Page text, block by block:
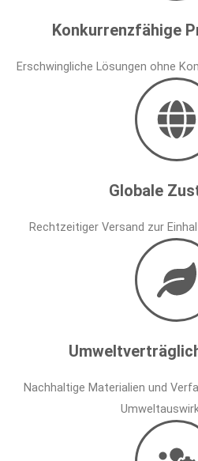
Konkurrenzfähige
Erschwingliche Lösungen ohne
Globale
Rechtzeitiger Versand zur
Nachhaltige Materialien und